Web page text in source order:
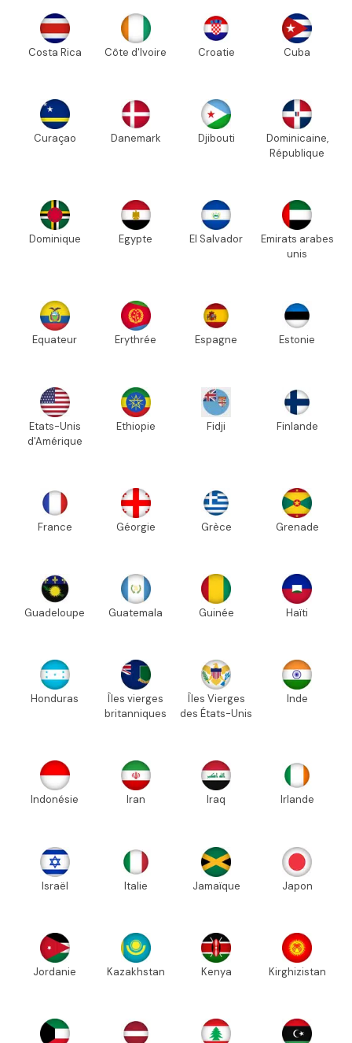
Costa Rica Côte d'Ivoire Croatie Cuba
Curaçao Danemark Djibouti
Dominicaine,
République
Dominique Egypte El Salvador
Emirats arabes
unis
Equateur Erythrée Espagne Estonie
Etats-Unis
d'Amérique
Ethiopie Fidji Finlande
France Géorgie Grèce Grenade
Guadeloupe Guatemala Guinée Haïti
Honduras
Îles vierges
britanniques
Îles Vierges
des États-Unis
Inde
Indonésie Iran Iraq Irlande
Israël Italie Jamaïque Japon
Jordanie Kazakhstan Kenya Kirghizistan